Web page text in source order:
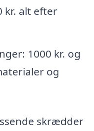
kr. alt efter
1000 kr. og
og
skrædder